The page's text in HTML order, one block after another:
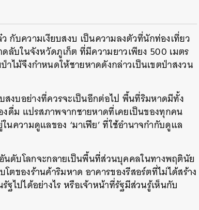
กับความเงียบสงบ เป็นความลงตัวที่นักท่องเที่ยว
ลับในจังหวัดภูเก็ต ที่มีความยาวเพียง 500 เมตร
ไม้จึงกำหนดให้ชายหาดดังกล่าวเป็นเขตป่าสงวน
งบอย่างที่ควรจะเป็นอีกต่อไป พื้นที่ริมหาดมีทั้ง
งดื่ม แปรสภาพจากชายหาดที่เคยเป็นของทุกคน
นความดูแลของ ‘มาเฟีย’ ที่ใช้อำนาจกำกับดูแล
ดับโลกจะกลายเป็นพื้นที่ส่วนบุคคลในทางพฤตินัย
ตของร้านค้าริมหาด อาคารของรีสอร์ตที่ไม่ได้สร้าง
ไปได้อย่างไร หรือเจ้าหน้าที่รัฐมีส่วนรู้เห็นกับ